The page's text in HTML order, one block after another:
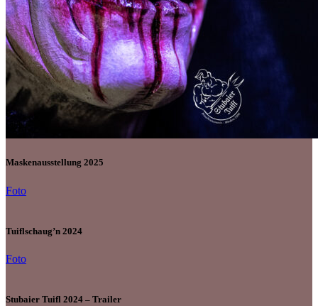
Maskenausstellung 2025
Foto
Tuiflschaug’n 2024
Foto
Stubaier Tuifl 2024 – Trailer